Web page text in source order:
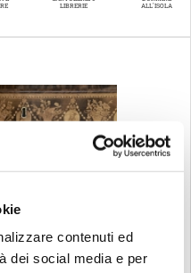
contenuti ed
dei social media e per
LIBRERIE
ALL'ISOLA